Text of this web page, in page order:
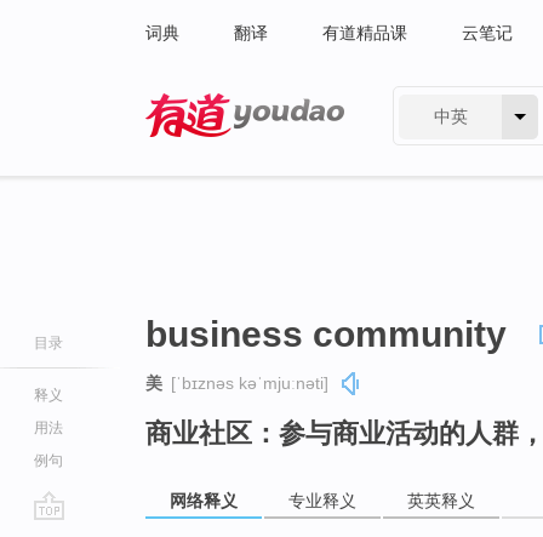
词典 翻译 有道精品课 云笔记
中英
目录
释义
用法
例句
business community
美 [ˈbɪznəs kəˈmjuːnəti]
商业社区：参与商业活动的人群
网络释义 专业释义 英英释义